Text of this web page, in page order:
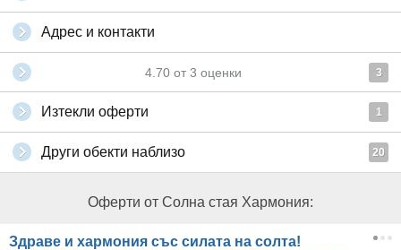
Адрес и контакти
4.70 от 3 оценки 3
Изтекли оферти 1
Други обекти наблизо 20
Оферти от Солна стая Хармония:
Здраве и хармония със силата на солта!